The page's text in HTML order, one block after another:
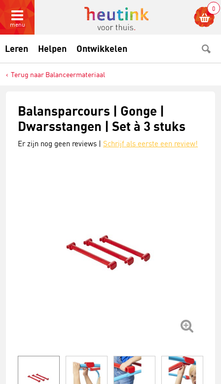
menu
0
Leren Helpen Ontwikkelen
Terug naar Balanceermateriaal
Balansparcours | Gonge |
Dwarsstangen | Set à 3 stuks
Er zijn nog geen reviews | Schrijf als eerste een review!